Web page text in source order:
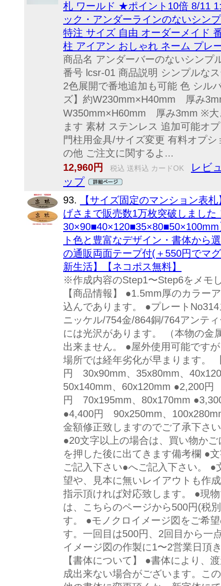
札 ワールド ★ポイント10倍 8/11
ック・アンダーラインのないシン
特注 サイズ 自由 オーダーメイド
柱 アイアン おしゃれ ネーム プレ
商品名 アンダーバーのないシンプ
番号 lcsr-01 商品説明 シンプルな
2色展開で番地追加も可能 色 シル
ズ】約W230mm×H40mm 厚み
W350mm×H60mm 厚み3mm ※大
ます 素材 ステンレス 追加可能オ
門柱用金具/サイズ変更 有料オプ
の他 ご注文に関するよ...
12,960円
税込 送料込 カードOK
レビ
ップ
93.
【サイズ固定のマンション表
げさまで販売数1万枚突破しまし
ト色と豊富なデザイン・書体から
の通販両面テープ付(＋550円でマ
新生活】【ネコポス無料】
※作成内容のStep1〜Step6をメモ
【商品情報】 ●1.5mm厚のカラー
込んであります。 ●プレート
ニッケル/754金/864銅/764アンテ
には光沢があります。 （本物の金
出来ません。 ●屋外使用可能です
場所では経年劣化が早まります。
円 30x90mm、35x80mm、
50x140mm、60x120mm ●2,200
円 70x195mm、80x170mm
●4,400円 90x250mm、
金額修正致しますのでご了承下さ
●20文字以上の場合は、買い物か
を押した後に出てきます備考欄 ●
ご記入下さい●へご記入下さい。
望や、見本に無いレイアウトも作
指示頂ければ対応致します。 ●現
は、こちらのページから500円(税
す。 ●モノクロイメージ図をご希
す。一回目は500円、2回目から
イメージ図の作製に1〜2営業日頂
【書体について】 ●書体により、
成出来ない場合がございます。こ